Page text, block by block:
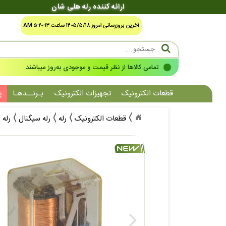
ارائه کننده رله هلی شان
آخرین بروزرسانی امروز ۱۴۰۵/۵/۱۸ ساعت ۵:۲۰:۱۳ AM
تمامی کالاها از نظر قیمت و موجودی به‌روز میباشند
قطعات الکترونیک تجهیزات الکترونیک بـرنــدهـا
قطعات الکترونیک
رله رله سیگنال